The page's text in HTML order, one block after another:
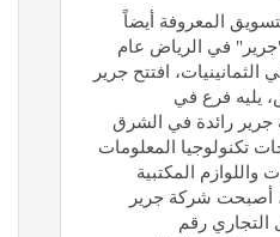
المعروفة أيضاً
في الرياض عام
الثمانينيات، افتتح جرير
يليه فرع في
جرير رائدة في الشرق
تكنولوجيا المعلومات
واللوازم المكتبية
في عام 2002، أصبحت شركة جرير
رقم